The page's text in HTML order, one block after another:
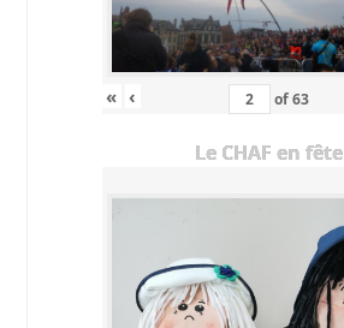
« ‹ of63
Le CHAF en fête